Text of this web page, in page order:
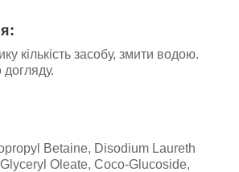
кількість засобу, змити водою.
Betaine, Disodium Laureth
Oleate, Coco-Glucoside,